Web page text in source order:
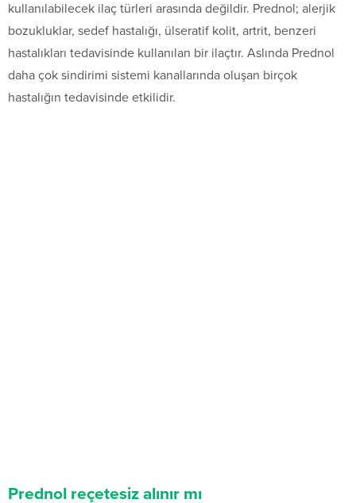
kullanılabilecek ilaç türleri arasında değildir. Prednol; alerjik
bozukluklar, sedef hastalığı, ülseratif kolit, artrit, benzeri
hastalıkları tedavisinde kullanılan bir ilaçtır. Aslında Prednol
daha çok sindirimi sistemi kanallarında oluşan birçok
hastalığın tedavisinde etkilidir.
Prednol reçetesiz alınır mı